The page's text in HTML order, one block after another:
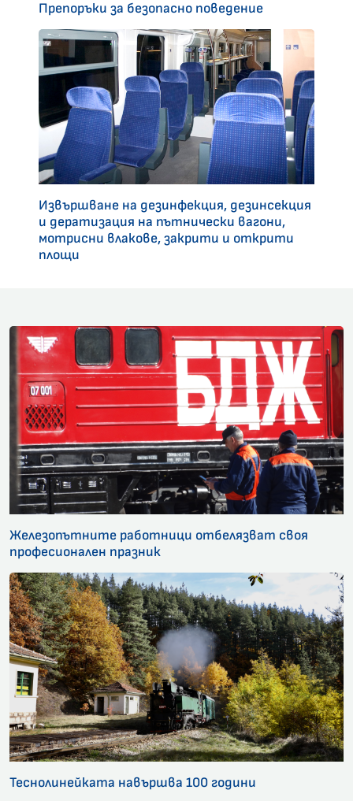
Препоръки за безопасно поведение
Извършване на дезинфекция, дезинсекция
и дератизация на пътнически вагони,
мотрисни влакове, закрити и открити
площи
Железопътните работници отбелязват своя
професионален празник
Теснолинейката навършва 100 години